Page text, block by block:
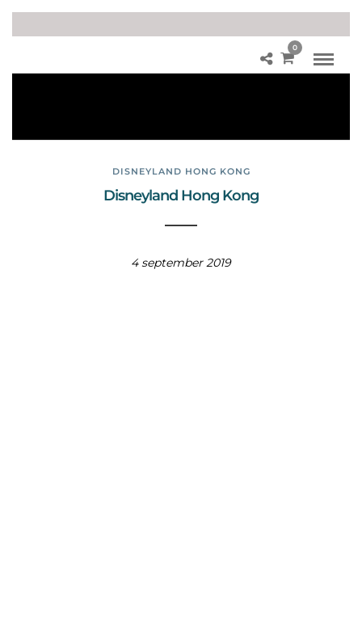
0
DISNEYLAND HONG KONG
Disneyland Hong Kong
4 september 2019